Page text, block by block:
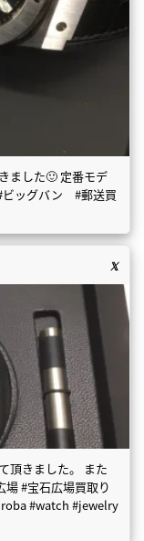
ました🙂 定番モデ
ビッグバン #郵送買
頂きました。 また
場 #宝石広場買取り
#watch #jewelry